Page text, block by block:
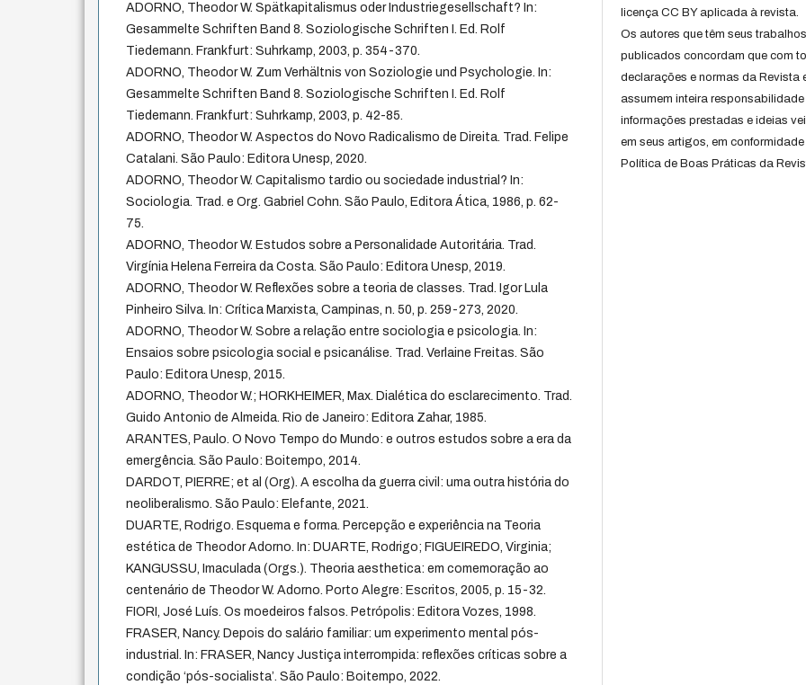
ADORNO, Theodor W. Spätkapitalismus oder Industriegesellschaft? In:
Gesammelte Schriften Band 8. Soziologische Schriften I. Ed. Rolf
Tiedemann. Frankfurt: Suhrkamp, 2003, p. 354-370.
ADORNO, Theodor W. Zum Verhältnis von Soziologie und Psychologie. In:
Gesammelte Schriften Band 8. Soziologische Schriften I. Ed. Rolf
Tiedemann. Frankfurt: Suhrkamp, 2003, p. 42-85.
ADORNO, Theodor W. Aspectos do Novo Radicalismo de Direita. Trad. Felipe
Catalani. São Paulo: Editora Unesp, 2020.
ADORNO, Theodor W. Capitalismo tardio ou sociedade industrial? In:
Sociologia. Trad. e Org. Gabriel Cohn. São Paulo, Editora Ática, 1986, p. 62-
75.
ADORNO, Theodor W. Estudos sobre a Personalidade Autoritária. Trad.
Virgínia Helena Ferreira da Costa. São Paulo: Editora Unesp, 2019.
ADORNO, Theodor W. Reflexões sobre a teoria de classes. Trad. Igor Lula
Pinheiro Silva. In: Crítica Marxista, Campinas, n. 50, p. 259-273, 2020.
ADORNO, Theodor W. Sobre a relação entre sociologia e psicologia. In:
Ensaios sobre psicologia social e psicanálise. Trad. Verlaine Freitas. São
Paulo: Editora Unesp, 2015.
ADORNO, Theodor W.; HORKHEIMER, Max. Dialética do esclarecimento. Trad.
Guido Antonio de Almeida. Rio de Janeiro: Editora Zahar, 1985.
ARANTES, Paulo. O Novo Tempo do Mundo: e outros estudos sobre a era da
emergência. São Paulo: Boitempo, 2014.
DARDOT, PIERRE; et al (Org). A escolha da guerra civil: uma outra história do
neoliberalismo. São Paulo: Elefante, 2021.
DUARTE, Rodrigo. Esquema e forma. Percepção e experiência na Teoria
estética de Theodor Adorno. In: DUARTE, Rodrigo; FIGUEIREDO, Virginia;
KANGUSSU, Imaculada (Orgs.). Theoria aesthetica: em comemoração ao
centenário de Theodor W. Adorno. Porto Alegre: Escritos, 2005, p. 15-32.
FIORI, José Luís. Os moedeiros falsos. Petrópolis: Editora Vozes, 1998.
FRASER, Nancy. Depois do salário familiar: um experimento mental pós-
industrial. In: FRASER, Nancy Justiça interrompida: reflexões críticas sobre a
condição ‘pós-socialista’. São Paulo: Boitempo, 2022.
licença CC BY aplicada à revista.
Os autores que têm seus trabalhos
publicados concordam que com
declarações e normas da Revista
assumem inteira responsabilidade
informações prestadas e ideias
em seus artigos, em
Política de Boas Práticas da